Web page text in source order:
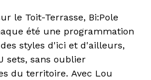
le Toit-Terrasse, Bi:Pole
été une programmation
styles d'ici et d'ailleurs,
sets, sans oublier
du territoire. Avec Lou